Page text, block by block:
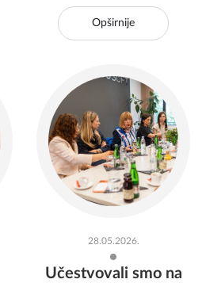
Opširnije
28.05.2026.
Učestvovali smo na